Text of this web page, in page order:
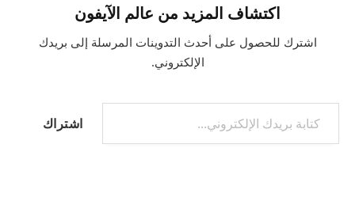
اكتشاف المزيد من عالم الآيفون
اشترك للحصول على أحدث التدوينات المرسلة إلى بريدك
الإلكتروني.
كتابة بريدك الإلكتروني...
اشتراك